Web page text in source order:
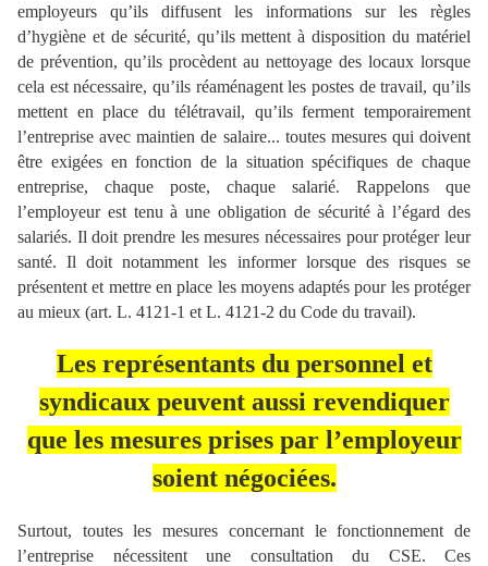
employeurs qu’ils diffusent les informations sur les règles
d’hygiène et de sécurité, qu’ils mettent à disposition du matériel
de prévention, qu’ils procèdent au nettoyage des locaux lorsque
cela est nécessaire, qu’ils réaménagent les postes de travail, qu’ils
mettent en place du télétravail, qu’ils ferment temporairement
l’entreprise avec maintien de salaire... toutes mesures qui doivent
être exigées en fonction de la situation spécifiques de chaque
entreprise, chaque poste, chaque salarié. Rappelons que
l’employeur est tenu à une obligation de sécurité à l’égard des
salariés. Il doit prendre les mesures nécessaires pour protéger leur
santé. Il doit notamment les informer lorsque des risques se
présentent et mettre en place les moyens adaptés pour les protéger
au mieux (art. L. 4121-1 et L. 4121-2 du Code du travail).
Les représentants du personnel et
syndicaux peuvent aussi revendiquer
que les mesures prises par l’employeur
soient négociées.
Surtout, toutes les mesures concernant le fonctionnement de
l’entreprise nécessitent une consultation du CSE. Ces